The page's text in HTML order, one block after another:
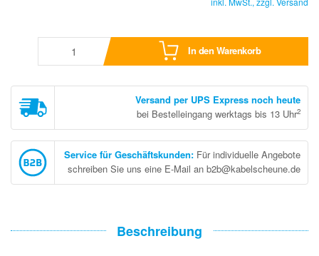
In den Warenkorb
Versand per UPS Express noch heute
bei Bestelleingang werktags bis 13 Uhr2
Service für Geschäftskunden: Für individuelle Angebote
schreiben Sie uns eine E-Mail an b2b@kabelscheune.de
Beschreibung